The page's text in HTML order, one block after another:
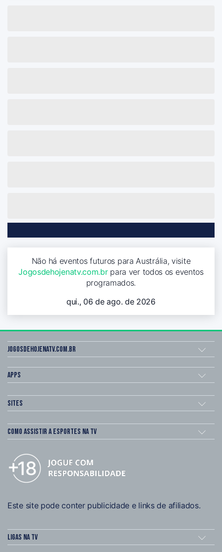
Não há eventos futuros para Austrália, visite
Jogosdehojenatv.com.brpara ver todos os eventos
programados.
qui., 06 de ago. de 2026
Jogosdehojenatv.com.br
Apps
Sites
Como assistir a esportes na TV
Este site pode conter publicidade e links de afiliados.
Ligas na TV